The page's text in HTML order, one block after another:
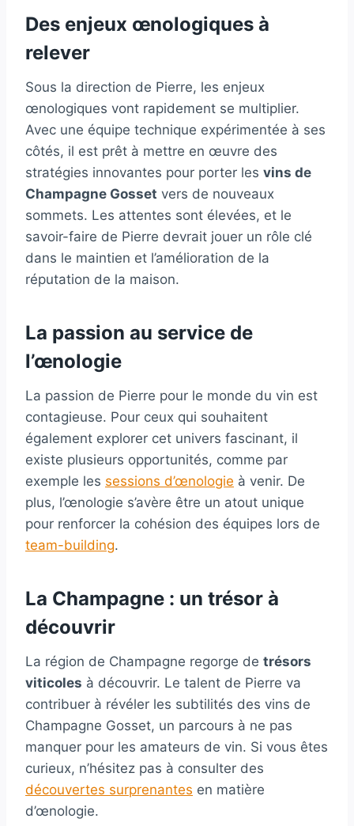
Des enjeux œnologiques à
relever
Sous la direction de Pierre, les enjeux
œnologiques vont rapidement se multiplier.
Avec une équipe technique expérimentée à ses
côtés, il est prêt à mettre en œuvre des
stratégies innovantes pour porter les vins de
Champagne Gosset vers de nouveaux
sommets. Les attentes sont élevées, et le
savoir-faire de Pierre devrait jouer un rôle clé
dans le maintien et l’amélioration de la
réputation de la maison.
La passion au service de
l’œnologie
La passion de Pierre pour le monde du vin est
contagieuse. Pour ceux qui souhaitent
également explorer cet univers fascinant, il
existe plusieurs opportunités, comme par
exemple les sessions d’œnologie à venir. De
plus, l’œnologie s’avère être un atout unique
pour renforcer la cohésion des équipes lors de
team-building.
La Champagne : un trésor à
découvrir
La région de Champagne regorge de trésors
viticoles à découvrir. Le talent de Pierre va
contribuer à révéler les subtilités des vins de
Champagne Gosset, un parcours à ne pas
manquer pour les amateurs de vin. Si vous êtes
curieux, n’hésitez pas à consulter des
découvertes surprenantes en matière
d’œnologie.